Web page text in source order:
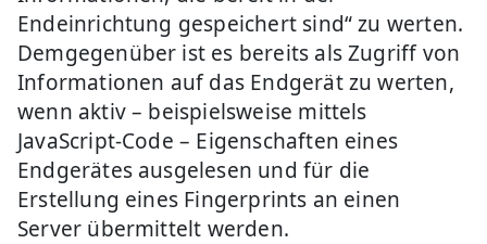
Endeinrichtung gespeichert sind“ zu werten.
Demgegenüber ist es bereits als Zugriff von
Informationen auf das Endgerät zu werten,
wenn aktiv – beispielsweise mittels
JavaScript-Code – Eigenschaften eines
Endgerätes ausgelesen und für die
Erstellung eines Fingerprints an einen
Server übermittelt werden.